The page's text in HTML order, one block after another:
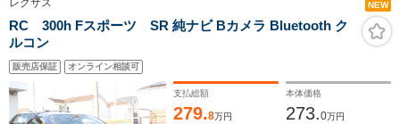
NEW
RC 300h Fスポーツ SR 純ナビ Bカメラ Bluetooth ク
ルコン
販売店保証 オンライン相談可
支払総額
279.8万円
本体価格
273.0万円